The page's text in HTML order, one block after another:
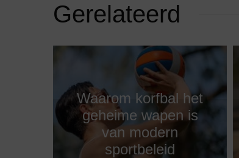
Gerelateerd
Waarom korfbal het
geheime wapen is
van modern
sportbeleid